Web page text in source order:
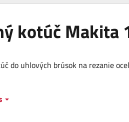
kotúč Makita
do uhlových brúsok na rezanie